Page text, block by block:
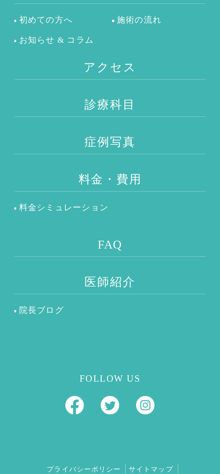
初めての方へ 施術の流れ
お知らせ & コラム
アクセス
診療科目
症例写真
料金・費用
料金シミュレーション
FAQ
医師紹介
院長ブログ
FOLLOW US
プライバシーポリシー サイトマップ